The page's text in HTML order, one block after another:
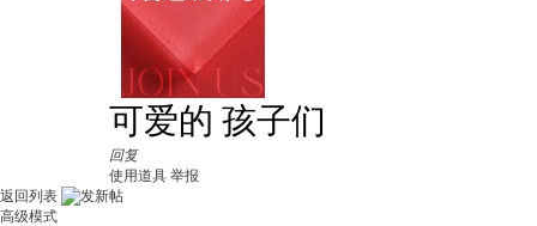
可爱的 孩子们
回复
使用道具 举报
返回列表
高级模式